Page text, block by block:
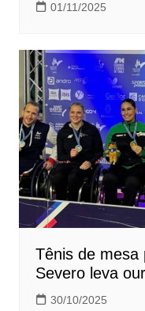
01/11/2025
Tênis de
Severo leva
30/10/2025